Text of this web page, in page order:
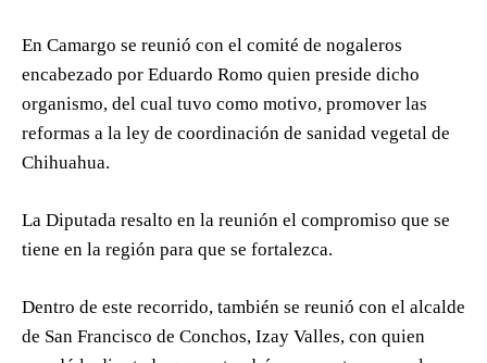
En Camargo se reunió con el comité de nogaleros
encabezado por Eduardo Romo quien preside dicho
organismo, del cual tuvo como motivo, promover las
reformas a la ley de coordinación de sanidad vegetal de
Chihuahua.
La Diputada resalto en la reunión el compromiso que se
tiene en la región para que se fortalezca.
Dentro de este recorrido, también se reunió con el alcalde
de San Francisco de Conchos, Izay Valles, con quien